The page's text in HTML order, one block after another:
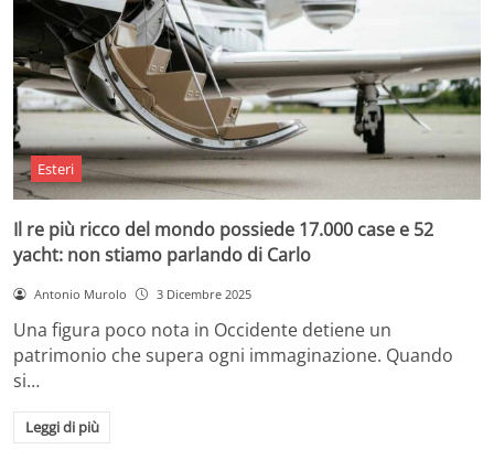
Esteri
Il re più ricco del mondo possiede 17.000 case e 52
yacht: non stiamo parlando di Carlo
Antonio Murolo 3 Dicembre 2025
Una figura poco nota in Occidente detiene un
patrimonio che supera ogni immaginazione. Quando
si…
Leggi di più